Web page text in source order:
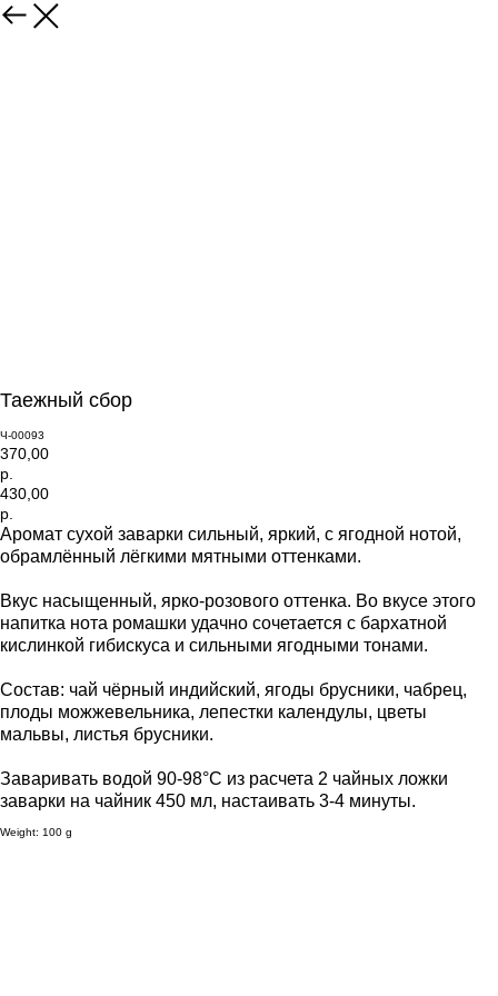
Таежный сбор
Ч-00093
370,00
р.
430,00
р.
Аромат сухой заварки сильный, яркий, с ягодной нотой,
обрамлённый лёгкими мятными оттенками.
Вкус насыщенный, ярко-розового оттенка. Во вкусе этого
напитка нота ромашки удачно сочетается с бархатной
кислинкой гибискуса и сильными ягодными тонами.
Состав: чай чёрный индийский, ягоды брусники, чабрец,
плоды можжевельника, лепестки календулы, цветы
мальвы, листья брусники.
Заваривать водой 90-98°C из расчета 2 чайных ложки
заварки на чайник 450 мл, настаивать 3-4 минуты.
Weight: 100 g